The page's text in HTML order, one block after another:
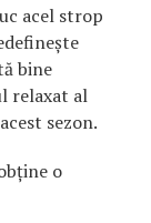
acel strop
bine
relaxat al
sezon.
o